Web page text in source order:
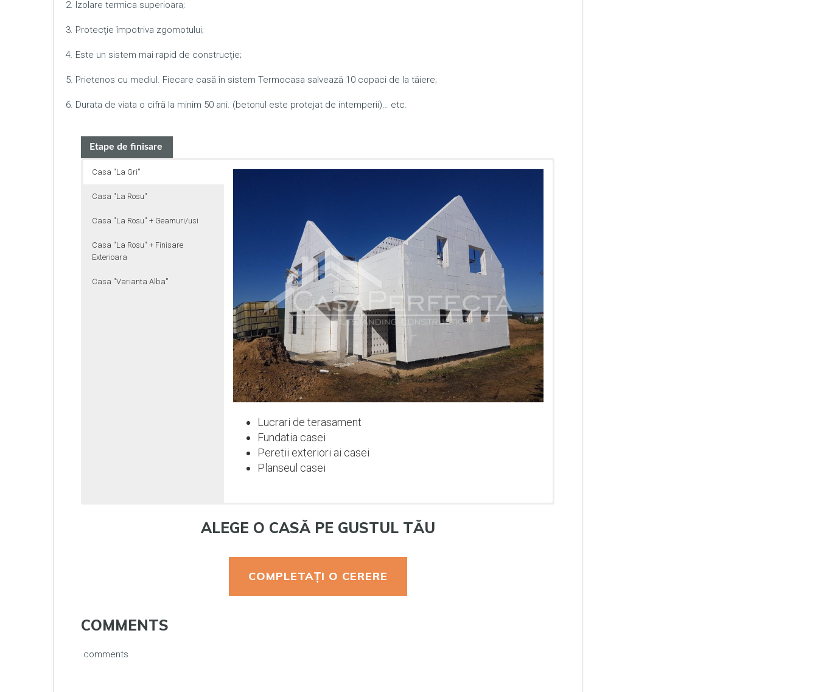
2. Izolare termica superioara;
3. Protecţie împotriva zgomotului;
4. Este un sistem mai rapid de construcţie;
5. Prietenos cu mediul. Fiecare casă în sistem Termocasa salvează 10 copaci de la tăiere;
6. Durata de viata o cifră la minim 50 ani. (betonul este protejat de intemperii)… etc.
Etape de finisare
Casa ''La Gri''
Casa ''La Rosu''
Casa ''La Rosu'' + Geamuri/usi
Casa ''La Rosu'' + Finisare
Exterioara
Casa ''Varianta Alba''
Lucrari de terasament
Fundatia casei
Peretii exteriori ai casei
Planseul casei
ALEGE O CASĂ PE GUSTUL TĂU
COMPLETAȚI O CERERE
COMMENTS
comments